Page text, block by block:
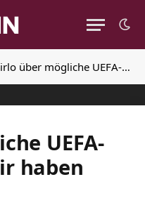
über mögliche UEFA-Sanktionen: „Wir haben keine Angst“
UEFA-
haben